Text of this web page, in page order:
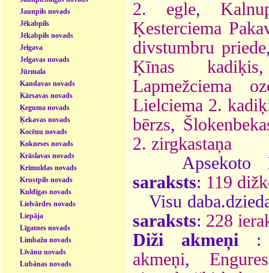
Jaunpils novads
Jēkabpils
Jēkabpils novads
Jelgava
Jelgavas novads
Jūrmala
Kandavas novads
Kārsavas novads
Ķeguma novads
Ķekavas novads
Kocēnu novads
Kokneses novads
Krāslavas novads
Krimuldas novads
Krustpils novads
Kuldīgas novads
Lielvārdes novads
Liepāja
Līgatnes novads
Limbažu novads
Līvānu novads
Lubānas novads
2. egle,
Ķesterciema
divstumbru priede
Ķīnas kadiķis
Lapmežciema
Lielciema 2.
bērzs,
2. zirgkastaņa
Apsekoto
saraksts: 119
Visu
saraksts: 228
Diži akmeņi
akmeņi,